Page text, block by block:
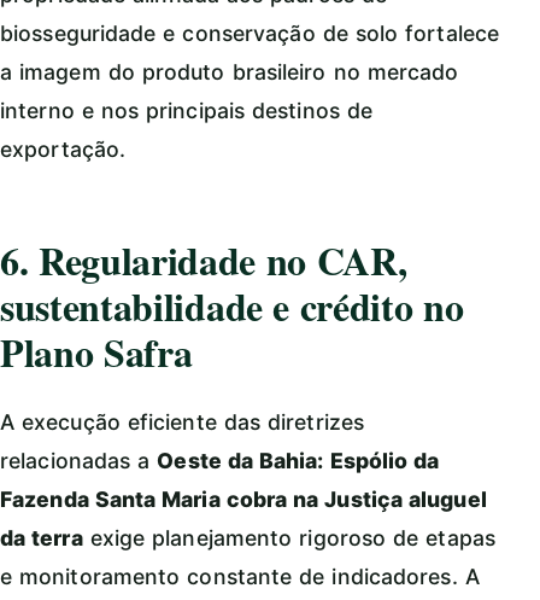
biosseguridade e conservação de solo fortalece
a imagem do produto brasileiro no mercado
interno e nos principais destinos de
exportação.
6. Regularidade no CAR,
sustentabilidade e crédito no
Plano Safra
A execução eficiente das diretrizes
relacionadas aOeste da Bahia: Espólio da
Fazenda Santa Maria cobra na Justiça aluguel
da terraexige planejamento rigoroso de etapas
e monitoramento constante de indicadores. A